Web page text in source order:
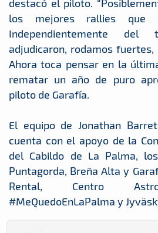
destacó el piloto.
los mejores rallies que
Independientemente
adjudicaron, rodamos fuertes,
Ahora toca pensar en la
rematar un año de puro
piloto de Garafía.
El equipo de Jonathan
cuenta con el apoyo de la
del Cabildo de La Palma,
Puntagorda, Breña Alta y
Rental, Centro
#MeQuedoEnLaPalma y